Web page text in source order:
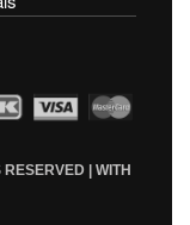
| WITH